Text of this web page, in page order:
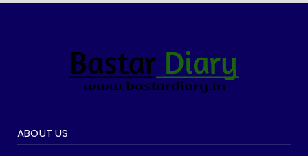
ABOUT US